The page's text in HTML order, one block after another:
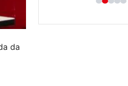
da